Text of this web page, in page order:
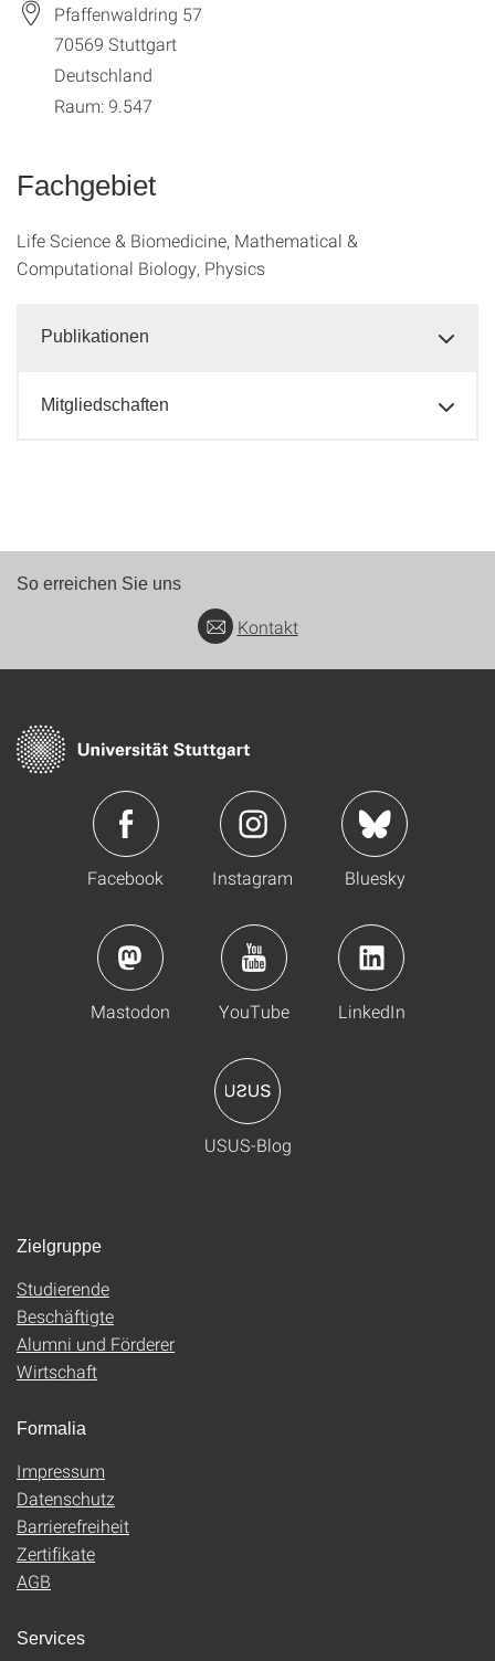
Pfaffenwaldring 57
70569 Stuttgart
Deutschland
Raum: 9.547
Fachgebiet
Life Science & Biomedicine, Mathematical &
Computational Biology, Physics
Publikationen
Mitgliedschaften
So erreichen Sie uns
Kontakt
Facebook Instagram Bluesky
Mastodon YouTube LinkedIn
USUS-Blog
Zielgruppe
Studierende
Beschäftigte
Alumni und Förderer
Wirtschaft
Formalia
Impressum
Datenschutz
Barrierefreiheit
Zertifikate
AGB
Services